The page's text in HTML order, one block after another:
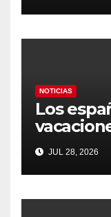
gobierno
NOTICIAS
Los
más
y los
JUL 28, 2026